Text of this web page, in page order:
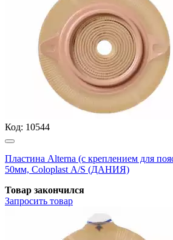
Код: 10544
Пластина Alterna (с креплением для
50мм, Coloplast А/S (ДАНИЯ)
Товар закончился
Запросить товар